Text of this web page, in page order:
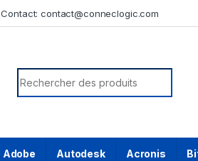
Contact:contact@conneclogic.com
Search for:
Adobe Autodesk Acronis